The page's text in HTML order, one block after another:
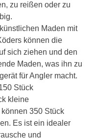
zu reißen oder zu
Maden mit
können die
sich ziehen und den
Maden, was ihn zu
für Angler macht.
Stück
kleine
350 Stück
Es ist ein idealer
und